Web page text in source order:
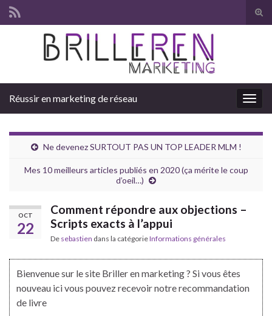
Search for:
Réussir en marketing de réseau
Ne devenez SURTOUT PAS UN TOP LEADER MLM !
Mes 10 meilleurs articles publiés en 2020 (ça mérite le coup
d’oeil…)
OCT
22
Comment répondre aux objections –
Scripts exacts à l’appui
De sebastien dans la catégorieInformations générales
Bienvenue sur le site Briller en marketing ? Si vous êtes
nouveau ici vous pouvez recevoir notre recommandation
de livre